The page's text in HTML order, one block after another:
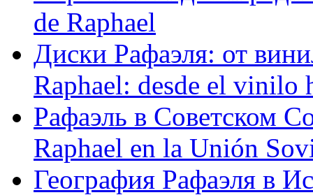
de Raphael
Диски Рафаэля: от
Raphael: desde el vinilo
Рафаэль в Советском
Raphael en la Unión
География Рафаэля в